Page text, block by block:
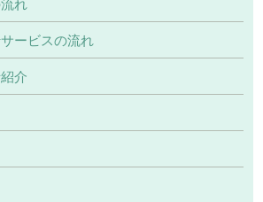
ービスの流れ
介